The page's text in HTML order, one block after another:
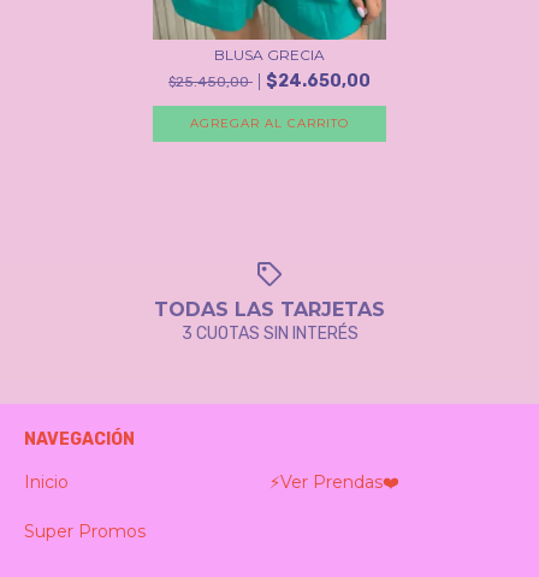
BLUSA GRECIA
$25.450,00 $24.650,00
AGREGAR AL CARRITO
TODAS LAS TARJETAS
3 CUOTAS SIN INTERÉS
NAVEGACIÓN
Inicio ⚡️Ver Prendas❤️‍
Super Promos